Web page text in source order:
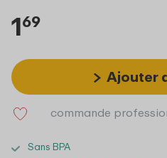
169
Ajouter
commande
Sans BPA